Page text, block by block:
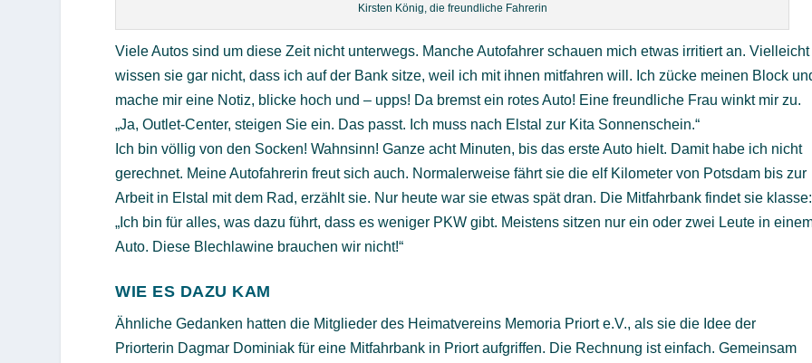
Kirsten König, die freundliche Fahrerin
Viele Autos sind um diese Zeit nicht unterwegs. Manche Autofahrer schauen mich etwas irritiert an. Vielleicht
wissen sie gar nicht, dass ich auf der Bank sitze, weil ich mit ihnen mitfahren will. Ich zücke meinen Block
mache mir eine Notiz, blicke hoch und – upps! Da bremst ein rotes Auto! Eine freundliche Frau winkt mir zu.
„Ja, Outlet-Center, steigen Sie ein. Das passt. Ich muss nach Elstal zur Kita Sonnenschein.“
Ich bin völlig von den Socken! Wahnsinn! Ganze acht Minuten, bis das erste Auto hielt. Damit habe ich nicht
gerechnet. Meine Autofahrerin freut sich auch. Normalerweise fährt sie die elf Kilometer von Potsdam bis zur
Arbeit in Elstal mit dem Rad, erzählt sie. Nur heute war sie etwas spät dran. Die Mitfahrbank findet sie klasse:
„Ich bin für alles, was dazu führt, dass es weniger PKW gibt. Meistens sitzen nur ein oder zwei Leute in
Auto. Diese Blechlawine brauchen wir nicht!“
WIE ES DAZU KAM
Ähnliche Gedanken hatten die Mitglieder des Heimatvereins Memoria Priort e.V., als sie die Idee der
Priorterin Dagmar Dominiak für eine Mitfahrbank in Priort aufgriffen. Die Rechnung ist einfach. Gemeinsam